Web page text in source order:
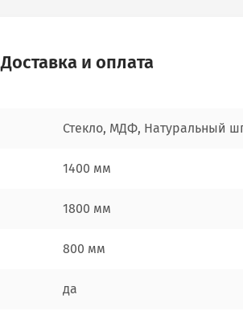
Доставка и оплата
Стекло, МДФ, Натуральный
1400 мм
1800 мм
800 мм
да